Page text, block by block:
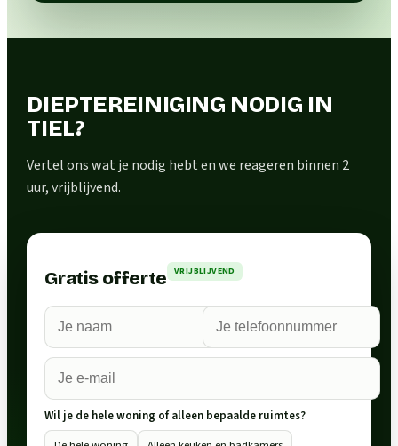
DIEPTEREINIGING NODIG IN
TIEL?
Vertel ons wat je nodig hebt en we reageren binnen 2
uur, vrijblijvend.
Gratis offerte VRIJBLIJVEND
Wil je de hele woning of alleen bepaalde ruimtes?